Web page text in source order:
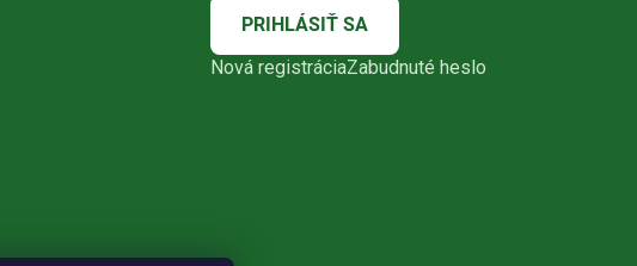
PRIHLÁSIŤ SA
Nová registráciaZabudnuté heslo